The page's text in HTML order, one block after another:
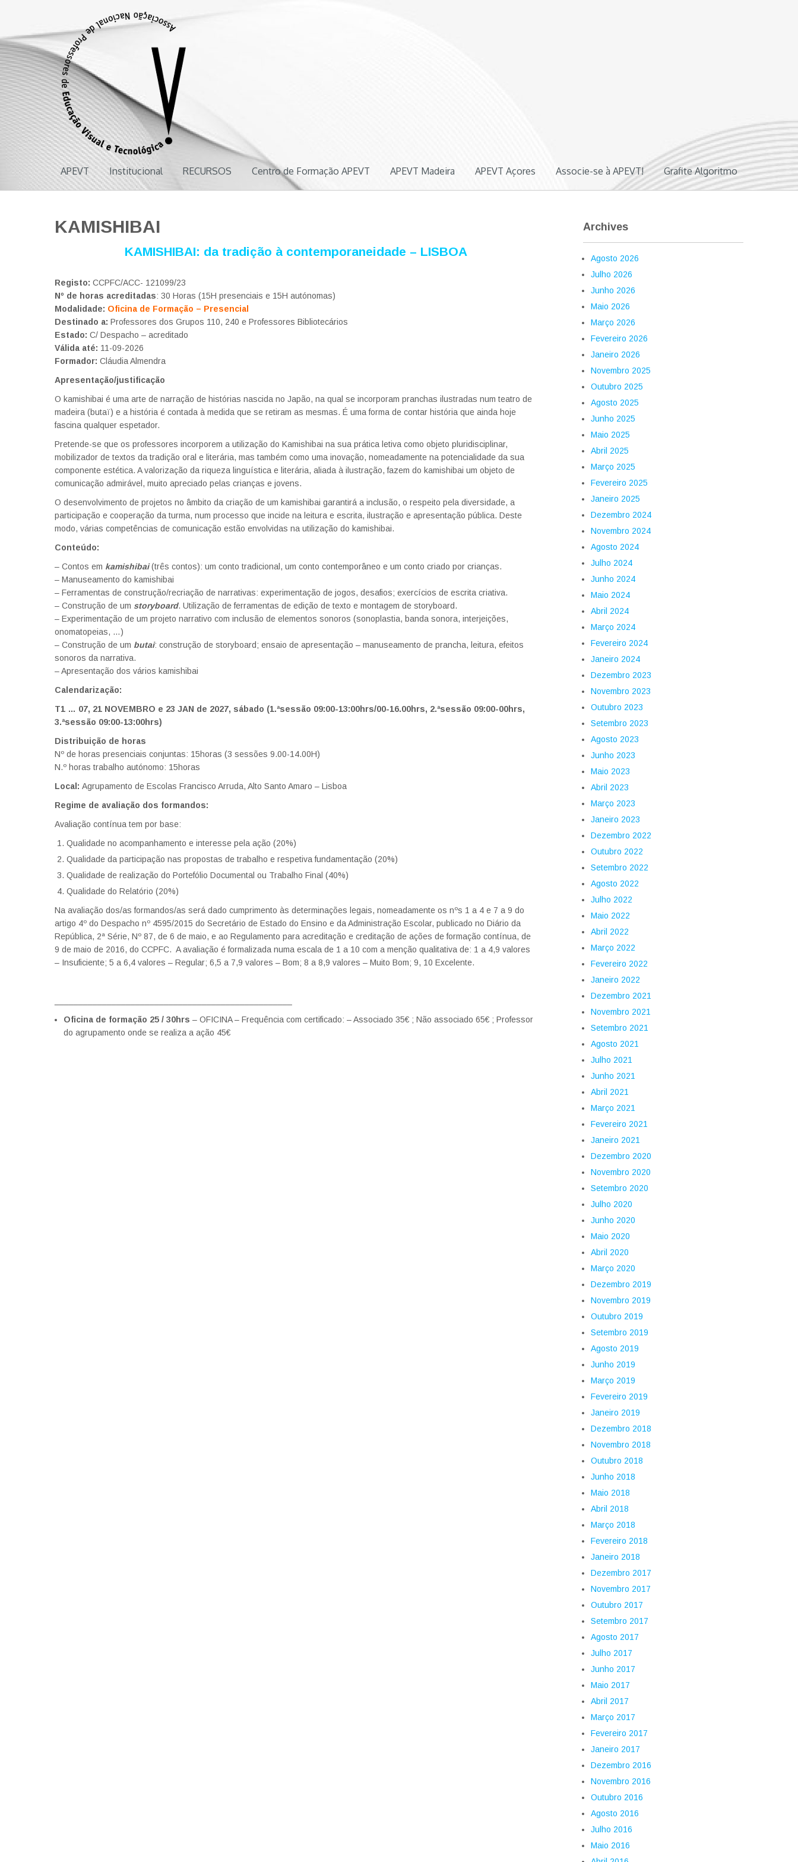
APEVT
Associação Nacional de Professores de Educação Visual e Tecnológica
APEVT Institucional RECURSOS Centro de Formação APEVT APEVT Madeira APEVT Açores Associe-se à APEVT! Grafite Algoritmo
KAMISHIBAI
KAMISHIBAI: da tradição à contemporaneidade – LISBOA
Registo: CCPFC/ACC- 121099/23
Nº de horas acreditadas: 30 Horas (15H presenciais e 15H autónomas)
Modalidade: Oficina de Formação – Presencial
Destinado a: Professores dos Grupos 110, 240 e Professores Bibliotecários
Estado: C/ Despacho – acreditado
Válida até: 11-09-2026
Formador: Cláudia Almendra
Apresentação/justificação
O kamishibai é uma arte de narração de histórias nascida no Japão, na qual se incorporam pranchas ilustradas num teatro de
madeira (butaï) e a história é contada à medida que se retiram as mesmas. É uma forma de contar história que ainda hoje
fascina qualquer espetador.
Pretende-se que os professores incorporem a utilização do Kamishibai na sua prática letiva como objeto pluridisciplinar,
mobilizador de textos da tradição oral e literária, mas também como uma inovação, nomeadamente na potencialidade da sua
componente estética. A valorização da riqueza linguística e literária, aliada à ilustração, fazem do kamishibai um objeto de
comunicação admirável, muito apreciado pelas crianças e jovens.
O desenvolvimento de projetos no âmbito da criação de um kamishibai garantirá a inclusão, o respeito pela diversidade, a
participação e cooperação da turma, num processo que incide na leitura e escrita, ilustração e apresentação pública. Deste
modo, várias competências de comunicação estão envolvidas na utilização do kamishibai.
Conteúdo:
– Contos em kamishibai(três contos): um conto tradicional, um conto contemporâneo e um conto criado por crianças.
– Manuseamento do kamishibai
– Ferramentas de construção/recriação de narrativas: experimentação de jogos, desafios; exercícios de escrita criativa.
– Construção de um storyboard. Utilização de ferramentas de edição de texto e montagem de storyboard.
– Experimentação de um projeto narrativo com inclusão de elementos sonoros (sonoplastia, banda sonora, interjeições,
onomatopeias, …)
– Construção de um butai: construção de storyboard; ensaio de apresentação – manuseamento de prancha, leitura, efeitos
sonoros da narrativa.
– Apresentação dos vários kamishibai
Calendarização:
T1 … 07, 21 NOVEMBRO e 23 JAN de 2027, sábado (1.ªsessão 09:00-13:00hrs/00-16.00hrs, 2.ªsessão 09:00-00hrs,
3.ªsessão 09:00-13:00hrs)
Distribuição de horas
Nº de horas presenciais conjuntas: 15horas (3 sessões 9.00-14.00H)
N.º horas trabalho autónomo: 15horas
Local: Agrupamento de Escolas Francisco Arruda, Alto Santo Amaro – Lisboa
Regime de avaliação dos formandos:
Avaliação contínua tem por base:
Qualidade no acompanhamento e interesse pela ação (20%)
Qualidade da participação nas propostas de trabalho e respetiva fundamentação (20%)
Qualidade de realização do Portefólio Documental ou Trabalho Final (40%)
Qualidade do Relatório (20%)
Na avaliação dos/as formandos/as será dado cumprimento às determinações legais, nomeadamente os nºs 1 a 4 e 7 a 9 do
artigo 4º do Despacho nº 4595/2015 do Secretário de Estado do Ensino e da Administração Escolar, publicado no Diário da
República, 2ª Série, Nº 87, de 6 de maio, e ao Regulamento para acreditação e creditação de ações de formação contínua, de
9 de maio de 2016, do CCPFC. A avaliação é formalizada numa escala de 1 a 10 com a menção qualitativa de: 1 a 4,9 valores
– Insuficiente; 5 a 6,4 valores – Regular; 6,5 a 7,9 valores – Bom; 8 a 8,9 valores – Muito Bom; 9, 10 Excelente.
Oficina de formação 25 / 30hrs – OFICINA – Frequência com certificado: – Associado 35€ ; Não associado 65€ ; Professor
do agrupamento onde se realiza a ação 45€
Archives
Agosto 2026
Julho 2026
Junho 2026
Maio 2026
Março 2026
Fevereiro 2026
Janeiro 2026
Novembro 2025
Outubro 2025
Agosto 2025
Junho 2025
Maio 2025
Abril 2025
Março 2025
Fevereiro 2025
Janeiro 2025
Dezembro 2024
Novembro 2024
Agosto 2024
Julho 2024
Junho 2024
Maio 2024
Abril 2024
Março 2024
Fevereiro 2024
Janeiro 2024
Dezembro 2023
Novembro 2023
Outubro 2023
Setembro 2023
Agosto 2023
Junho 2023
Maio 2023
Abril 2023
Março 2023
Janeiro 2023
Dezembro 2022
Outubro 2022
Setembro 2022
Agosto 2022
Julho 2022
Maio 2022
Abril 2022
Março 2022
Fevereiro 2022
Janeiro 2022
Dezembro 2021
Novembro 2021
Setembro 2021
Agosto 2021
Julho 2021
Junho 2021
Abril 2021
Março 2021
Fevereiro 2021
Janeiro 2021
Dezembro 2020
Novembro 2020
Setembro 2020
Julho 2020
Junho 2020
Maio 2020
Abril 2020
Março 2020
Dezembro 2019
Novembro 2019
Outubro 2019
Setembro 2019
Agosto 2019
Junho 2019
Março 2019
Fevereiro 2019
Janeiro 2019
Dezembro 2018
Novembro 2018
Outubro 2018
Junho 2018
Maio 2018
Abril 2018
Março 2018
Fevereiro 2018
Janeiro 2018
Dezembro 2017
Novembro 2017
Outubro 2017
Setembro 2017
Agosto 2017
Julho 2017
Junho 2017
Maio 2017
Abril 2017
Março 2017
Fevereiro 2017
Janeiro 2017
Dezembro 2016
Novembro 2016
Outubro 2016
Agosto 2016
Julho 2016
Maio 2016